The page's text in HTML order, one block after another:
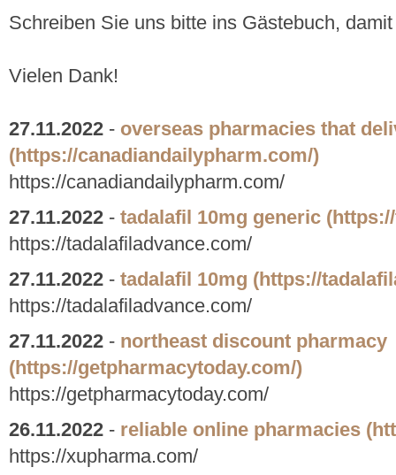
Schreiben Sie uns bitte ins Gästebuch,
Vielen Dank!
27.11.2022 - overseas pharmacies that
(https://canadiandailypharm.com/)
https://canadiandailypharm.com/
27.11.2022 - tadalafil 10mg generic
https://tadalafiladvance.com/
27.11.2022 - tadalafil 10mg (https://
https://tadalafiladvance.com/
27.11.2022 - northeast discount pharmacy
(https://getpharmacytoday.com/)
https://getpharmacytoday.com/
26.11.2022 - reliable online pharmacies
https://xupharma.com/